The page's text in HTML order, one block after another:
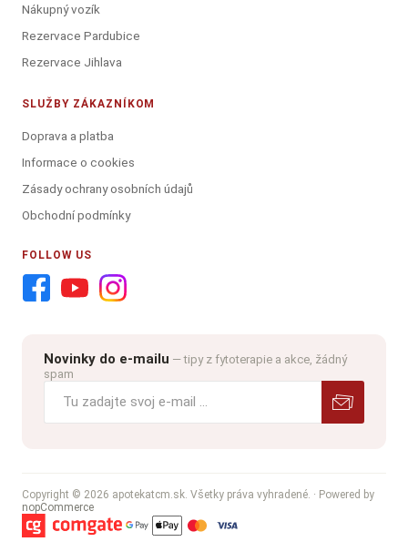
Nákupný vozík
Rezervace Pardubice
Rezervace Jihlava
SLUŽBY ZÁKAZNÍKOM
Doprava a platba
Informace o cookies
Zásady ochrany osobních údajů
Obchodní podmínky
FOLLOW US
Novinky do e-mailu — tipy z fytoterapie a akce, žádný
spam
Copyright © 2026 apotekatcm.sk. Všetky práva vyhradené. · Powered by
nopCommerce